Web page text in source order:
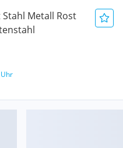
Metall Rost